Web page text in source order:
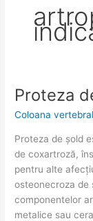
Proteza
Coloana
Proteza de șold
de coxartroză,
pentru alte
osteonecroza de
componentelor
metalice sau
Proteza
șold
–
indicații
Proteza
șold
–
indicații